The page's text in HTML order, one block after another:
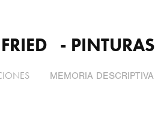
- PINTURAS
MEMORIA DESCRIPTIVA